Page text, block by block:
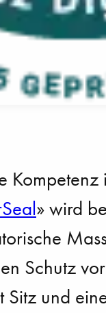
» wird
Schutz
Sitz und